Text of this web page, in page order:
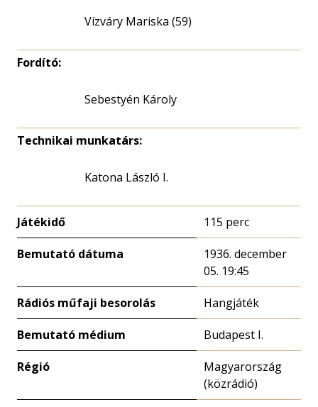
Vízváry Mariska (59)
Fordító:
Sebestyén Károly
Technikai munkatárs:
Katona László I.
Játékidő 115 perc
Bemutató dátuma
1936. december
05. 19:45
Rádiós műfaji besorolás Hangjáték
Bemutató médium Budapest I.
Régió
Magyarország
(közrádió)